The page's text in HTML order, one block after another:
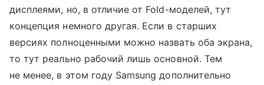
дисплеями, но, в отличие от Fold-моделей, тут
концепция немного другая. Если в старших
версиях полноценными можно назвать оба экрана,
то тут реально рабочий лишь основной. Тем
не менее, в этом году Samsung дополнительно